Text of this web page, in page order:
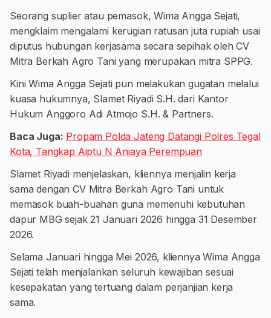
Seorang suplier atau pemasok, Wima Angga Sejati,
mengklaim mengalami kerugian ratusan juta rupiah usai
diputus hubungan kerjasama secara sepihak oleh CV
Mitra Berkah Agro Tani yang merupakan mitra SPPG.
Kini Wima Angga Sejati pun melakukan gugatan melalui
kuasa hukumnya, Slamet Riyadi S.H. dari Kantor
Hukum Anggoro Adi Atmojo S.H. & Partners.
Baca Juga: Propam Polda Jateng Datangi Polres Tegal
Kota, Tangkap Aiptu N Aniaya Perempuan
Slamet Riyadi menjelaskan, kliennya menjalin kerja
sama dengan CV Mitra Berkah Agro Tani untuk
memasok buah-buahan guna memenuhi kebutuhan
dapur MBG sejak 21 Januari 2026 hingga 31 Desember
2026.
Selama Januari hingga Mei 2026, kliennya Wima Angga
Sejati telah menjalankan seluruh kewajiban sesuai
kesepakatan yang tertuang dalam perjanjian kerja
sama.